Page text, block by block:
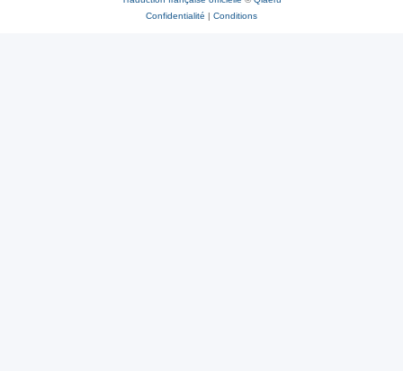
Confidentialité | Conditions